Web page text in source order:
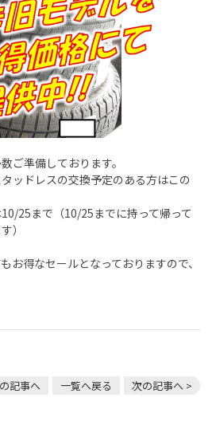
ご準備しております。
ッドレスの交換予定のある方はこの
25まで（10/25までに持って帰って
）
お得なセールとなっておりますので、
記事へ 一覧へ戻る 次の記事へ >